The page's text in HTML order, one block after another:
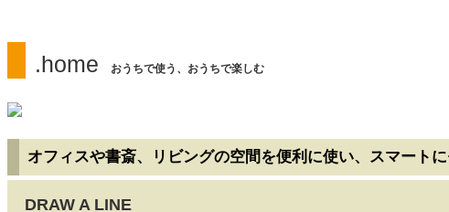
.home おうちで使う、おうちで楽しむ
オフィスや書斎、リビングの空間を便利に使い、スマート
DRAW A LINE